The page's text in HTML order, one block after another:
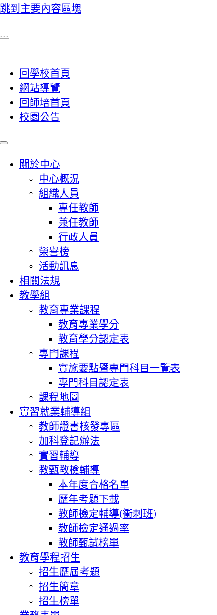
跳到主要內容區塊
:::
回學校首頁
網站導覽
回師培首頁
校園公告
關於中心
中心概況
組織人員
專任教師
兼任教師
行政人員
榮譽榜
活動訊息
相關法規
教學組
教育專業課程
教育專業學分
教育學分認定表
專門課程
實施要點暨專門科目一覽表
專門科目認定表
課程地圖
實習就業輔導組
教師證書核發專區
加科登記辦法
實習輔導
教甄教檢輔導
本年度合格名單
歷年考題下載
教師檢定輔導(衝刺班)
教師檢定通過率
教師甄試榜單
教育學程招生
招生歷屆考題
招生簡章
招生榜單